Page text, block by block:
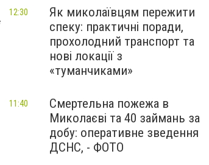
Як миколаївцям пережити
спеку: практичні поради,
прохолодний транспорт та
нові локації з
«туманчиками»
12:30
Смертельна пожежа в
Миколаєві та 40 займань за
добу: оперативне зведення
ДСНС, - ФОТО
11:40